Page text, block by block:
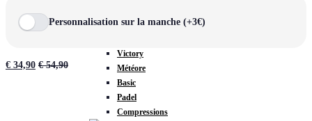
Miami
Victory
Météore
Basic
Padel
Compressions
Personnalisation sur la manche (+3€)
€ 34,90 €54,90